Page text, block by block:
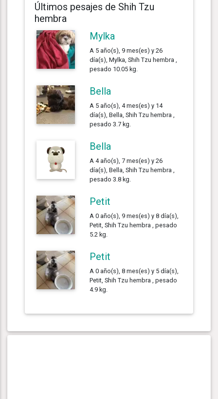
Últimos pesajes de Shih Tzu
hembra
Mylka
A 5 año(s), 9 mes(es) y 26
día(s), Mylka, Shih Tzu hembra ,
pesado 10.05 kg.
Bella
A 5 año(s), 4 mes(es) y 14
día(s), Bella, Shih Tzu hembra ,
pesado 3.7 kg.
Bella
A 4 año(s), 7 mes(es) y 26
día(s), Bella, Shih Tzu hembra ,
pesado 3.8 kg.
Petit
A 0 año(s), 9 mes(es) y 8 día(s),
Petit, Shih Tzu hembra , pesado
5.2 kg.
Petit
A 0 año(s), 8 mes(es) y 5 día(s),
Petit, Shih Tzu hembra , pesado
4.9 kg.